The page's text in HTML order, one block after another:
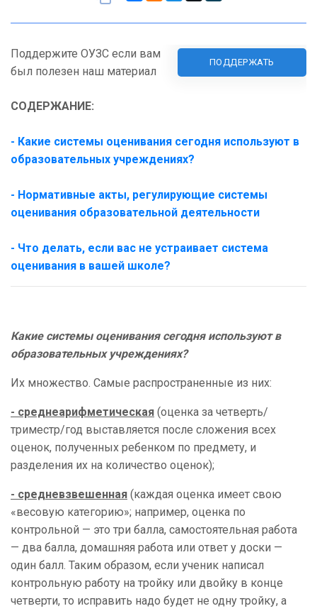
Поддержите ОУЗС если вам
был полезен наш материал
ПОДДЕРЖАТЬ
СОДЕРЖАНИЕ:
- Какие системы оценивания сегодня используют в
образовательных учреждениях?
- Нормативные акты, регулирующие системы
оценивания образовательной деятельности
- Что делать, если вас не устраивает система
оценивания в вашей школе?
Какие системы оценивания сегодня используют в
образовательных учреждениях?
Их множество. Самые распространенные из них:
- среднеарифметическая (оценка за четверть/
триместр/год выставляется после сложения всех
оценок, полученных ребенком по предмету, и
разделения их на количество оценок);
- средневзвешенная (каждая оценка имеет свою
«весовую категорию»; например, оценка по
контрольной — это три балла, самостоятельная работа
— два балла, домашняя работа или ответ у доски —
один балл. Таким образом, если ученик написал
контрольную работу на тройку или двойку в конце
четверти, то исправить надо будет не одну тройку, а